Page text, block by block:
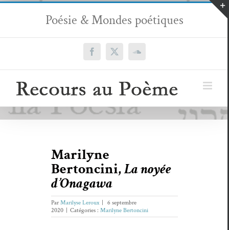
Passer
contenu
Poésie & Mondes poétiques
Facebook
X SoundCloud
Marilyne
Bertoncini,La noyée
d’Onagawa
ParMarilyse Leroux
6 septembre
2020
Catégories : Marilyne Bertoncini